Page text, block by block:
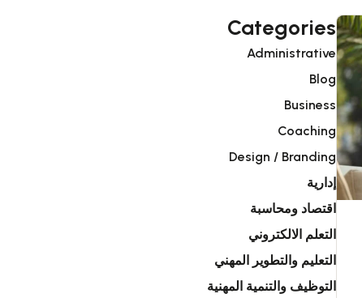
Categories
Administrative
Blog
Business
Coaching
Design / Branding
إدارية
اقتصاد ومحاسبة
التعلم الالكتروني
التعليم والتطوير المهني
التوظيف والتنمية المهنية